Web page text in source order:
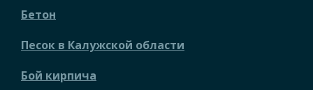
Бетон
Песок в Калужской области
Бой кирпича